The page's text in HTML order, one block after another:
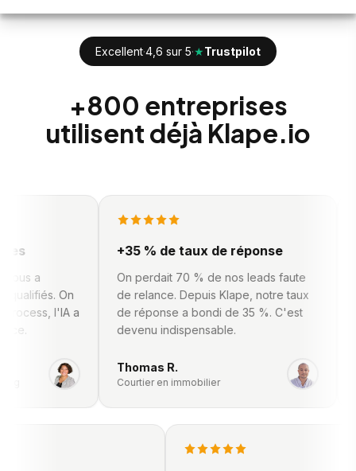
Excellent·4,6 sur 5·★Trustpilot
+800 entreprises
utilisent déjà Klape.io
a
On
l'IA a
+35 % de taux de réponse
On perdait 70 % de nos leads faute
de relance. Depuis Klape, notre taux
de réponse a bondi de 35 %. C'est
devenu indispensable.
Thomas R.
Courtier en immobilier